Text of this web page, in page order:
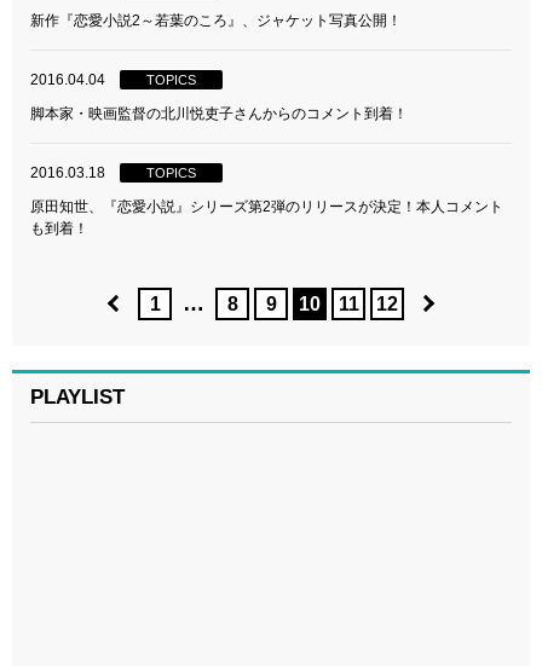
新作『恋愛小説2～若葉のころ』、ジャケット写真公開！
2016.04.04 TOPICS
脚本家・映画監督の北川悦吏子さんからのコメント到着！
2016.03.18 TOPICS
原田知世、『恋愛小説』シリーズ第2弾のリリースが決定！本人コメント
も到着！
1 … 8 9 10 11 12
PLAYLIST